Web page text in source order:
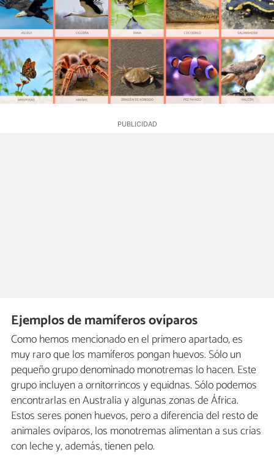
Ejemplos de mamíferos ovíparos
Como hemos mencionado en el primero apartado, es
muy raro que los mamíferos pongan huevos. Sólo un
pequeño grupo denominado monotremas lo hacen. Este
grupo incluyen a ornitorrincos y equidnas. Sólo podemos
encontrarlas en Australia y algunas zonas de África.
Estos seres ponen huevos, pero a diferencia del resto de
animales ovíparos, los monotremas alimentan a sus crías
con leche y, además, tienen pelo.